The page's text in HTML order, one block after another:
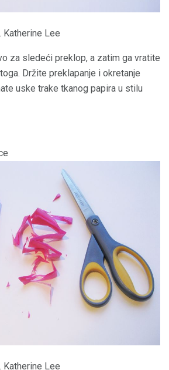
Katherine Lee
za sledeći preklop, a zatim ga vratite
Držite preklapanje i okretanje
uske trake tkanog papira u stilu
Katherine Lee